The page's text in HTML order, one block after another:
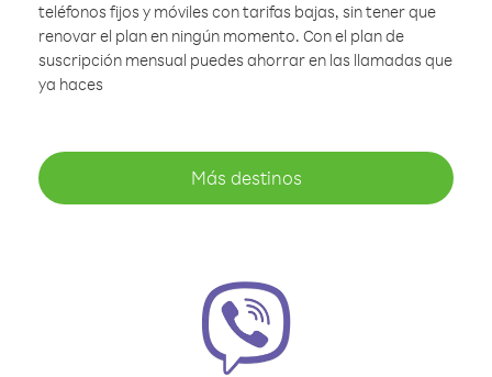
teléfonos fijos y móviles con tarifas bajas, sin tener que
renovar el plan en ningún momento. Con el plan de
suscripción mensual puedes ahorrar en las llamadas que
ya haces
Más destinos